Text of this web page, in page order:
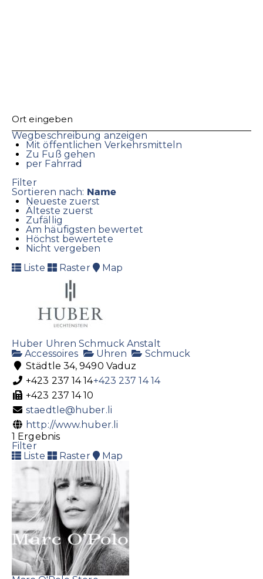
Wegbeschreibung anzeigen
Mit öffentlichen Verkehrsmitteln
Zu Fuß gehen
per Fahrrad
Filter
Sortieren nach: Name
Neueste zuerst
Älteste zuerst
Zufällig
Am häufigsten bewertet
Höchst bewertete
Nicht vergeben
Liste
Raster Map
Huber Uhren Schmuck Anstalt
Accessoires
Uhren
Schmuck
Städtle 34, 9490 Vaduz
+423 237 14 14+423 237 14 14
+423 237 14 10
staedtle@huber.li
http://www.huber.li
1 Ergebnis
Filter
Liste
Raster Map